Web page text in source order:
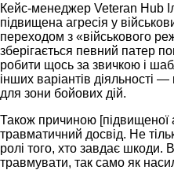
Кейс-менеджер Veteran Hub
підвищена агресія у
переходом з «військового
зберігається певний патер
робити щось за звичкою і
інших варіантів діяльності
для зони бойових дій.
Також причиною [підвищеної
травматичний досвід. Не
ролі того, хто завдає
травмувати, так само як